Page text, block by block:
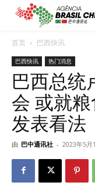
首页 巴西快讯
巴西快讯 热门消息
巴西总统
会 或就
发表看法
由 巴中通讯社 - 2023年5月